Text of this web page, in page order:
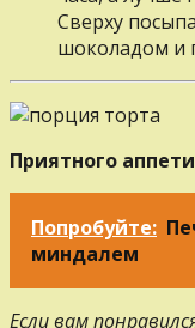
Сверху
шоколадом и
Приятного
Попробуйте:
миндалем
Если вам